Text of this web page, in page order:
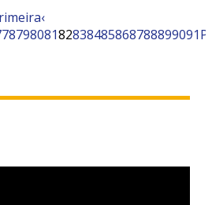
‹
7879808182838485868788899091